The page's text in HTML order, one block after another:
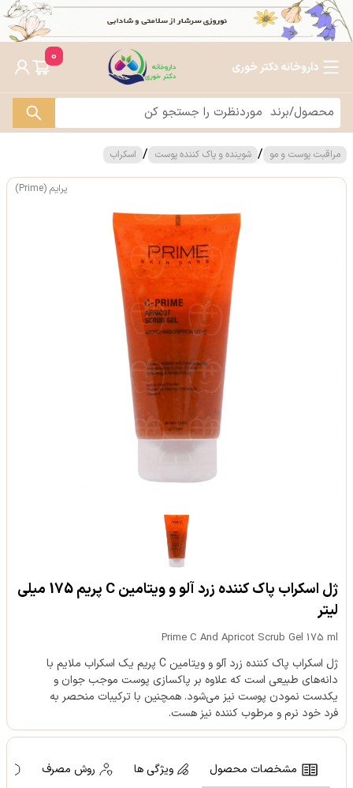
داروخانه دکتر خوری
0
مراقبت پوست و مو / شوینده و پاک کننده پوست / اسکراب
پرایم (Prime)
ژل اسکراب پاک کننده زرد آلو و ویتامین C پریم 175 میلی
لیتر
Prime C And Apricot Scrub Gel 175 ml
ژل اسکراب پاک کننده زرد آلو و ویتامین C پریم یک اسکراب ملایم با
دانه‌های طبیعی است که علاوه بر پاکسازی پوست موجب جوان و
یکدست نمودن پوست نیز می‌شود. همچنین با ترکیبات منحصر به
فرد خود نرم و مرطوب کننده نیز هست.
مشخصات محصول ویژگی ها روش مصرف